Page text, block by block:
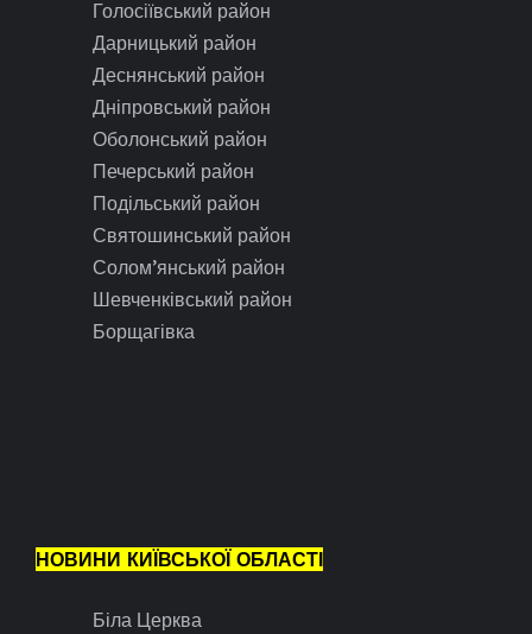
Голосіївський район
Дарницький район
Деснянський район
Дніпровський район
Оболонський район
Печерський район
Подільський район
Святошинський район
Солом’янський район
Шевченківський район
Борщагівка
НОВИНИ КИЇВСЬКОЇ ОБЛАСТІ
Біла Церква